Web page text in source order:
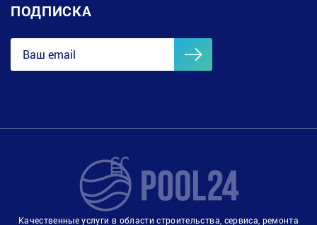
ПОДПИСКА
Качественные услуги в области строительства, сервиса, ремонта